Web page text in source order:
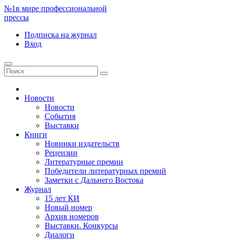
№1в мире профессиональной
прессы
Подписка на журнал
Вход
Новости
Новости
События
Выставки
Книги
Новинки издательств
Рецензии
Литературные премии
Победители литературных премий
Заметки с Дальнего Востока
Журнал
15 лет КИ
Новый номер
Архив номеров
Выставки. Конкурсы
Диалоги